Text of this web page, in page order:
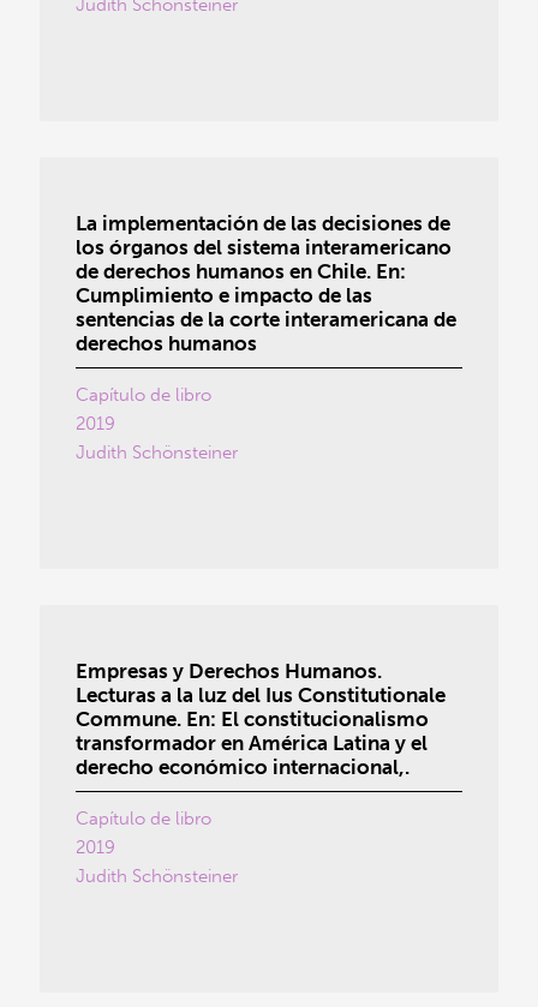
Judith Schönsteiner
La implementación de las decisiones de
los órganos del sistema interamericano
de derechos humanos en Chile. En:
Cumplimiento e impacto de las
sentencias de la corte interamericana de
derechos humanos
Capítulo de libro
2019
Judith Schönsteiner
Empresas y Derechos Humanos.
Lecturas a la luz del Ius Constitutionale
Commune. En: El constitucionalismo
transformador en América Latina y el
derecho económico internacional,.
Capítulo de libro
2019
Judith Schönsteiner